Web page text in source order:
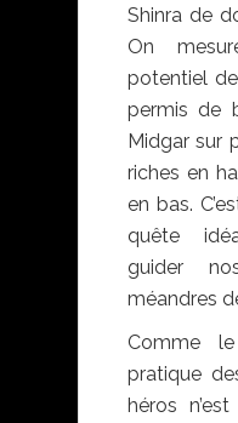
Shinra de
On
potentiel
permis de
Midgar sur
riches en
en bas.
quête
guider
méandres
Comme
pratique
héros